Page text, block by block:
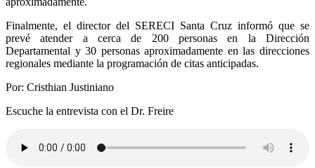
Finalmente, el director del SERECI Santa Cruz informó que se
prevé atender a cerca de 200 personas en la Dirección
Departamental y 30 personas aproximadamente en las direcciones
regionales mediante la programación de citas anticipadas.
Por: Cristhian Justiniano
Escuche la entrevista con el Dr. Freire